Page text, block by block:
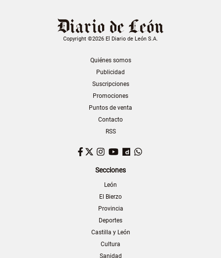
Copyright ©2026 El Diario de León S.A.
Quiénes somos
Publicidad
Suscripciones
Promociones
Puntos de venta
Contacto
RSS
Facebook
TwitterInstagram
YouTubeDailymotion
Secciones
León
El Bierzo
Provincia
Deportes
Castilla y León
Cultura
Sanidad